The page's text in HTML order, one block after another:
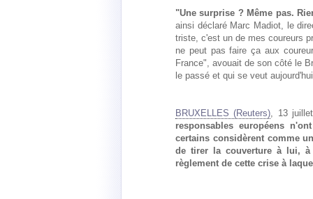
"Une surprise ? Même pas.
ainsi déclaré Marc Madiot, le
triste, c'est un de mes coureurs
ne peut pas faire ça aux
France", avouait de son côté le
le passé et qui se veut
BRUXELLES (Reuters), 13
responsables européens
certains considèrent comme
de tirer la couverture à lui, à
règlement de cette crise à